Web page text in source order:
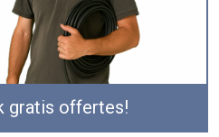
gratis offertes!